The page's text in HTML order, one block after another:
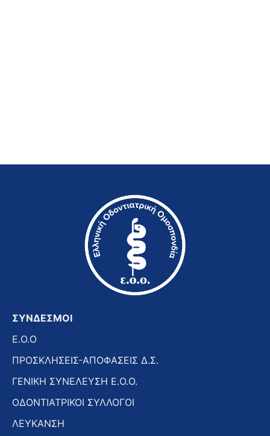
ΣΥΝΔΕΣΜΟΙ
E.O.O
ΠΡΟΣΚΛΗΣΕΙΣ-ΑΠΟΦΑΣΕΙΣ Δ.Σ.
ΓΕΝΙΚΗ ΣΥΝΕΛΕΥΣΗ Ε.Ο.Ο.
ΟΔΟΝΤΙΑΤΡΙΚΟΙ ΣΥΛΛΟΓΟΙ
ΛΕΥΚΑΝΣΗ